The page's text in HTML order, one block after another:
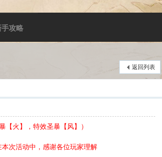
手攻略
返回列表
火】，特效圣暴【风】）
次活动中，感谢各位玩家理解